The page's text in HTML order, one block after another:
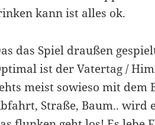
kann ist alles ok.
das Spiel draußen
ist der Vatertag /
meist sowieso mit dem
Straße, Baum.. wird